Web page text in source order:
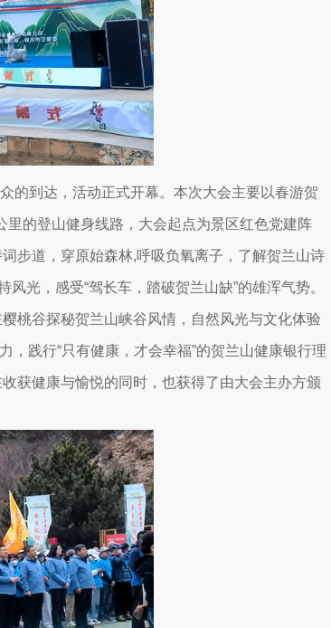
的到达，活动正式开幕。本次大会主要以春游贺
里的登山健身线路，大会起点为景区红色党建阵
步道，穿原始森林,呼吸负氧离子，了解贺兰山诗
风光 ，感受“驾长车，踏破贺兰山缺”的雄浑气势。
桃谷探秘贺兰山峡谷风情，自然风光与文化体验
，践行“只有健康，才会幸福”的贺兰山健康银行理
获健康与愉悦的同时，也获得了由大会主办方颁